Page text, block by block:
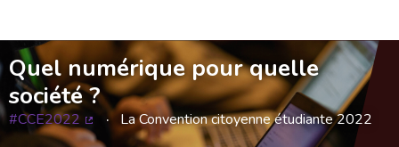
Quel numérique pour quelle
société ?
#CCE2022
(Lien externe)
La Convention citoyenne étudiante 2022